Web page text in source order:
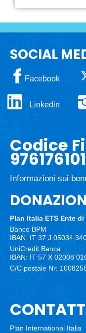
SOCIAL
Facebook
Linkedin
Codice
Informazioni sui
Plan Italia ETS Ente di
Banco BPM
IBAN: IT 37 J 05034
UniCredit Banca
IBAN: IT 57 X 02008
C/C postale Nr:
Plan International Italia